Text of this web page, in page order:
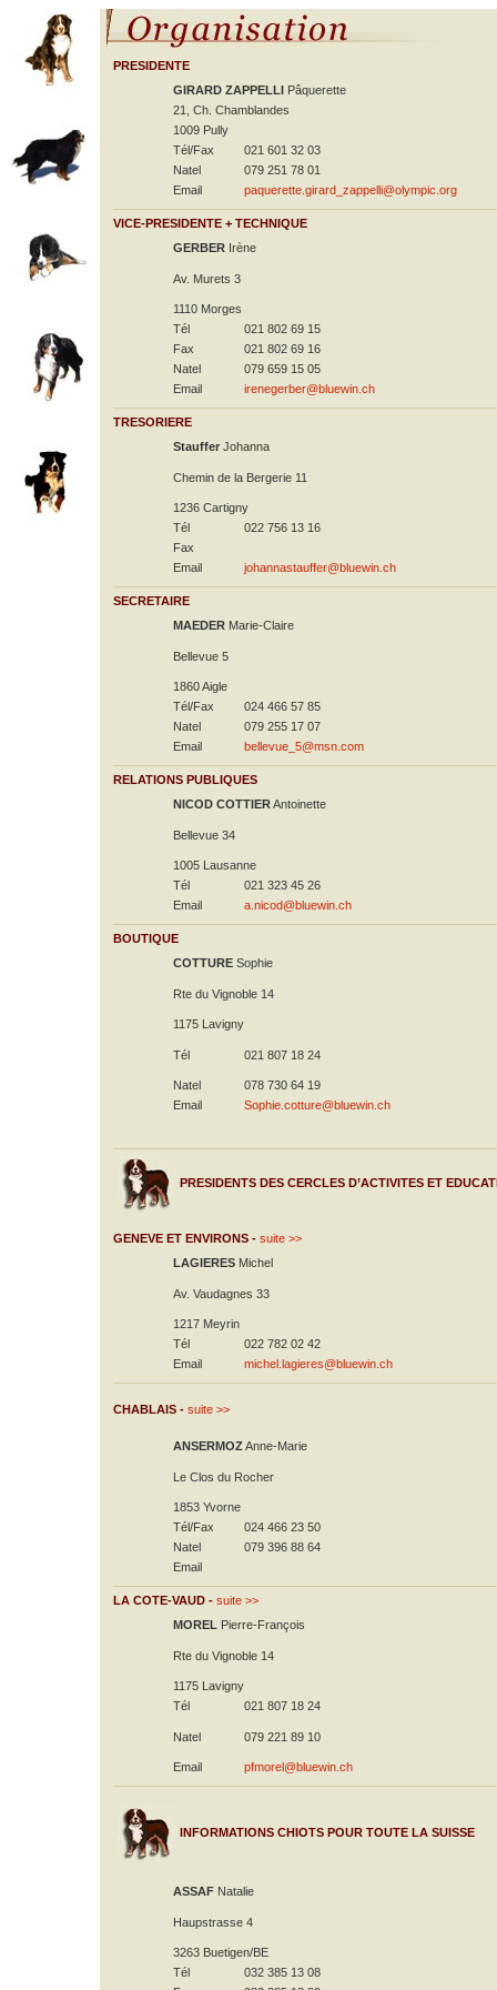
PRESIDENTE
GIRARD ZAPPELLI Pâquerette
21, Ch. Chamblandes
1009 Pully
Tél/Fax
021 601 32 03
Natel
079 251 78 01
Email
paquerette.girard_zappelli@olympic.org
VICE-PRESIDENTE + TECHNIQUE
GERBER Irène
Av. Murets 3
1110 Morges
Tél
021 802 69 15
Fax
021 802 69 16
Natel
079 659 15 05
Email
irenegerber@bluewin.ch
TRESORIERE
Stauffer Johanna
Chemin de la Bergerie 11
1236 Cartigny
Tél
022 756 13 16
Fax
Email
johannastauffer@bluewin.ch
SECRETAIRE
MAEDER Marie-Claire
Bellevue 5
1860 Aigle
Tél/Fax
024 466 57 85
Natel
079 255 17 07
Email
bellevue_5@msn.com
RELATIONS PUBLIQUES
NICOD COTTIERAntoinette
Bellevue 34
1005 Lausanne
Tél
021 323 45 26
Email
a.nicod@bluewin.ch
BOUTIQUE
COTTURE Sophie
Rte du Vignoble 14
1175 Lavigny
Tél 021 807 18 24
Natel
078 730 64 19
Email
Sophie.cotture@bluewin.ch
PRESIDENTS DES CERCLES D’ACTIVITES ET
GENEVE ET ENVIRONS - suite >>
LAGIERES Michel
Av. Vaudagnes 33
1217 Meyrin
Tél
022 782 02 42
Email
michel.lagieres@bluewin.ch
CHABLAIS - suite >>
ANSERMOZAnne-Marie
Le Clos du Rocher
1853 Yvorne
Tél/Fax
024 466 23 50
Natel
079 396 88 64
Email
LA COTE-VAUD - suite >>
MOREL Pierre-François
Rte du Vignoble 14
1175 Lavigny
Tél
021 807 18 24
Natel 079 221 89 10
Email pfmorel@bluewin.ch
INFORMATIONS CHIOTS POUR TOUTE LA SUISSE
ASSAF Natalie
Haupstrasse 4
3263 Buetigen/BE
Tél
032 385 13 08